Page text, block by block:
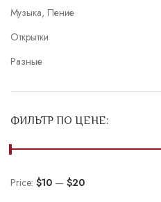
Музыка, Пение
Открытки
Разные
ФИЛЬТР ПО ЦЕНЕ:
Price: $10 — $20